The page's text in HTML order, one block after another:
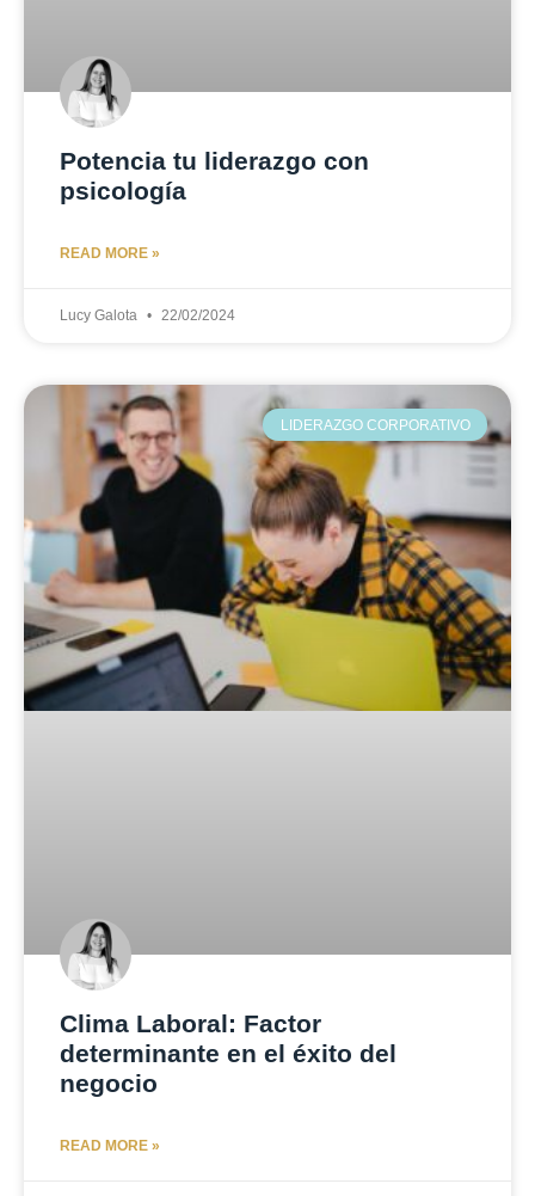
Potencia tu liderazgo con
psicología
READ MORE »
Lucy Galota 22/02/2024
LIDERAZGO CORPORATIVO
Clima Laboral: Factor
determinante en el éxito del
negocio
READ MORE »